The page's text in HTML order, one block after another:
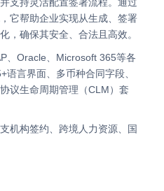
它帮助企业实现从生成、签署
，确保其安全、合法且高效。
、Oracle、Microsoft 365等各
言界面、多币种合同字段、
议生命周期管理（CLM）套
机构签约、跨境人力资源、国